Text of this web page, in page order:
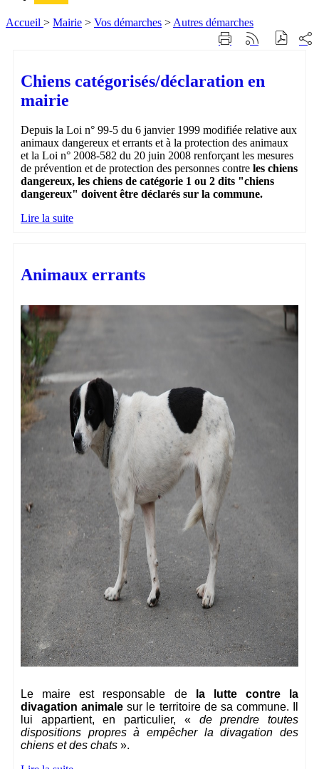
Accueil > Mairie > Vos démarches > Autres démarches
ImprimerGénérer
sur
Chiens catégorisés/déclaration en
mairie
Depuis la Loi n° 99-5 du 6 janvier 1999 modifiée relative aux
animaux dangereux et errants et à la protection des animaux
et la Loi n° 2008-582 du 20 juin 2008 renforçant les mesures
de prévention et de protection des personnes contre les chiens
dangereux, les chiens de catégorie 1 ou 2 dits "chiens
dangereux" doivent être déclarés sur la commune.
Lire la suite
Animaux errants
Le maire est responsable de
la lutte contre la
divagation animale sur le territoire de sa commune. Il
lui appartient, en particulier, « de prendre toutes
dispositions propres à empêcher la divagation des
chiens et des chats ».